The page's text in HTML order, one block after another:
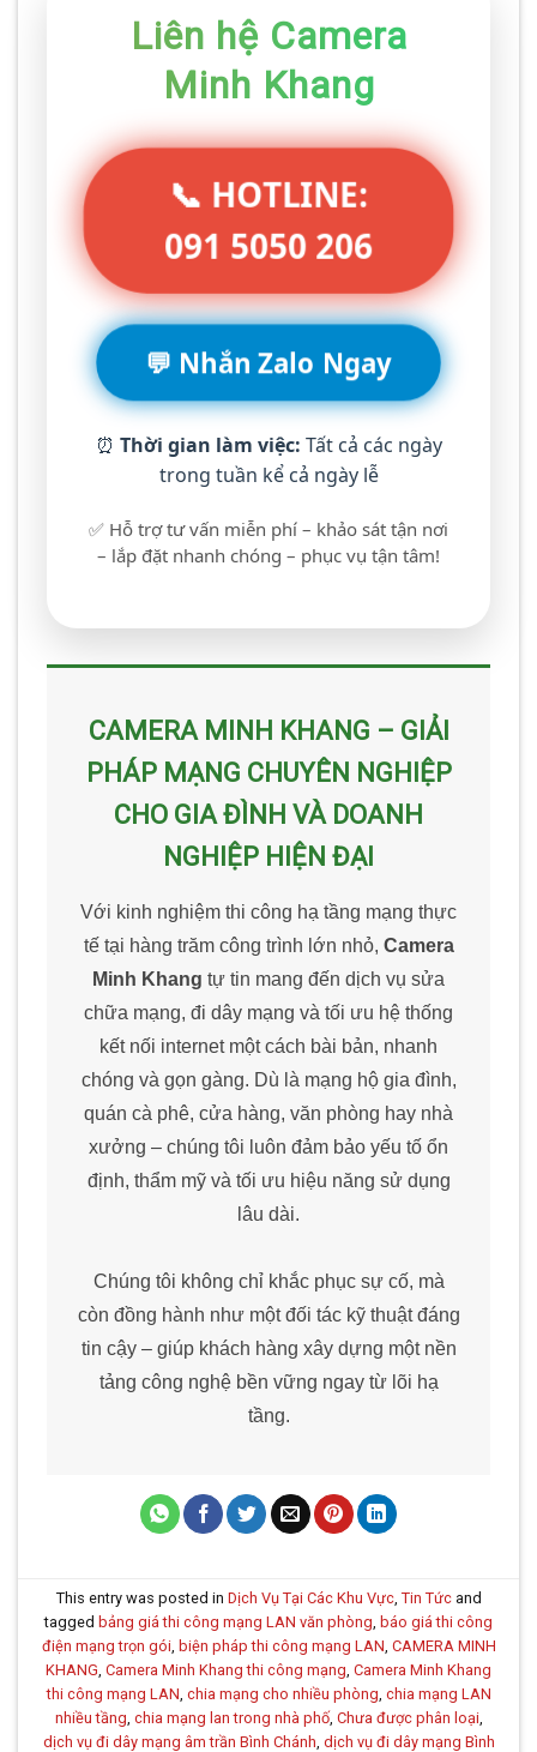
Liên hệ Camera
Minh Khang
📞 HOTLINE:
091 5050 206
💬 Nhắn Zalo Ngay
⏰ Thời gian làm việc: Tất cả các ngày
trong tuần kể cả ngày lễ
✅ Hỗ trợ tư vấn miễn phí – khảo sát tận nơi
– lắp đặt nhanh chóng – phục vụ tận tâm!
CAMERA MINH KHANG – GIẢI
PHÁP MẠNG CHUYÊN NGHIỆP
CHO GIA ĐÌNH VÀ DOANH
NGHIỆP HIỆN ĐẠI
Với kinh nghiệm thi công hạ tầng mạng thực
tế tại hàng trăm công trình lớn nhỏ, Camera
Minh Khang tự tin mang đến dịch vụ sửa
chữa mạng, đi dây mạng và tối ưu hệ thống
kết nối internet một cách bài bản, nhanh
chóng và gọn gàng. Dù là mạng hộ gia đình,
quán cà phê, cửa hàng, văn phòng hay nhà
xưởng – chúng tôi luôn đảm bảo yếu tố ổn
định, thẩm mỹ và tối ưu hiệu năng sử dụng
lâu dài.
Chúng tôi không chỉ khắc phục sự cố, mà
còn đồng hành như một đối tác kỹ thuật đáng
tin cậy – giúp khách hàng xây dựng một nền
tảng công nghệ bền vững ngay từ lõi hạ
tầng.
This entry was posted in Dịch Vụ Tại Các Khu Vực, Tin Tứcand
tagged bảng giá thi công mạng LAN văn phòng, báo giá thi công
điện mạng trọn gói, biện pháp thi công mạng LAN, CAMERA MINH
KHANG, Camera Minh Khang thi công mạng, Camera Minh Khang
thi công mạng LAN, chia mạng cho nhiều phòng, chia mạng LAN
nhiều tầng, chia mạng lan trong nhà phố, Chưa được phân loại,
dịch vụ đi dây mạng âm trần Bình Chánh, dịch vụ đi dây mạng Bình